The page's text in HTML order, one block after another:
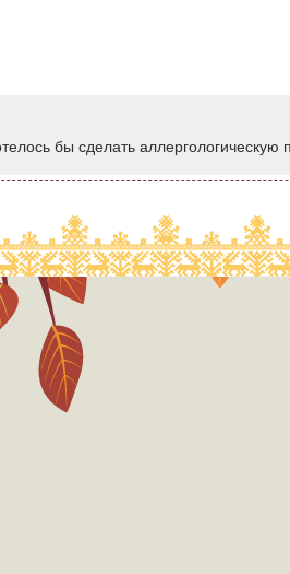
бы сделать аллергологическую